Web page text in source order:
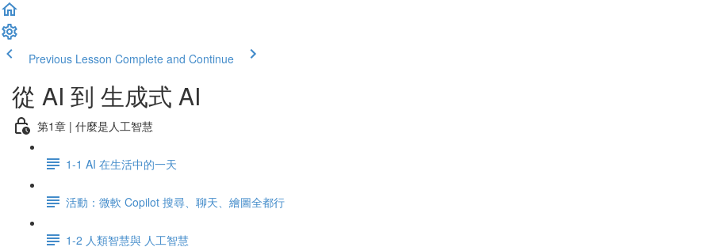
Previous Lesson Complete and Continue
從 AI 到 生成式 AI
第1章 | 什麼是人工智慧
1-1 AI 在生活中的一天
活動：微軟 Copilot 搜尋、聊天、繪圖全都行
1-2 人類智慧與 人工智慧